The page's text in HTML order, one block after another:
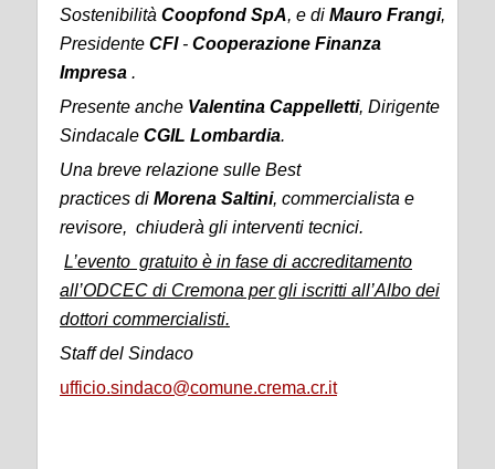
Sostenibilità Coopfond SpA, e di Mauro Frangi,
Presidente CFI- Cooperazione Finanza
Impresa .
Presente anche Valentina Cappelletti, Dirigente
Sindacale CGIL Lombardia.
Una breve relazione sulle Best
practices di Morena Saltini, commercialista e
revisore, chiuderà gli interventi tecnici.
L’evento gratuito è in fase di accreditamento
all’ODCEC di Cremona per gli iscritti all’Albo dei
dottori commercialisti.
Staff del Sindaco
ufficio.sindaco@comune.crema.cr.it